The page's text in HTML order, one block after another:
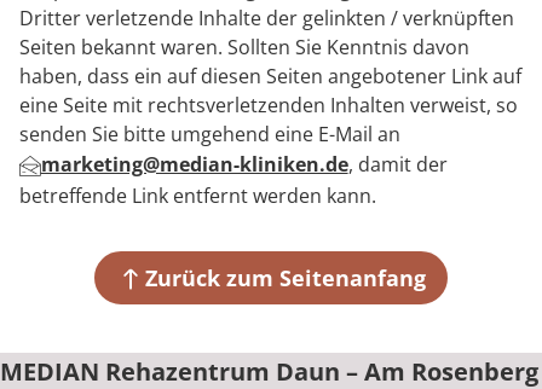
Dritter verletzende Inhalte der gelinkten / verknüpften
Seiten bekannt waren. Sollten Sie Kenntnis davon
haben, dass ein auf diesen Seiten angebotener Link auf
eine Seite mit rechtsverletzenden Inhalten verweist, so
senden Sie bitte umgehend eine E-Mail an
marketing@median-kliniken.de, damit der
betreffende Link entfernt werden kann.
Zurück zum Seitenanfang
MEDIAN Rehazentrum Daun – Am Rosenberg